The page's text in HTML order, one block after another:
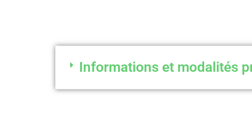
Informations et modalités